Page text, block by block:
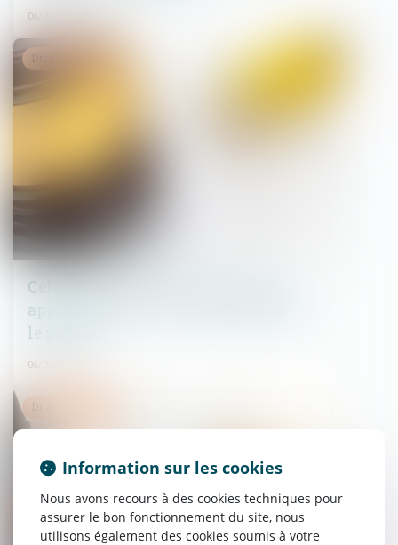
06/04/2022
Celui qui invoque le caractère non
apparent d’un vice à la réception doit
le prouver
06/04/2022
Droit immobilier
Droit immobilier
Information sur les cookies
Nous avons recours à des cookies techniques pour
assurer le bon fonctionnement du site, nous
utilisons également des cookies soumis à votre